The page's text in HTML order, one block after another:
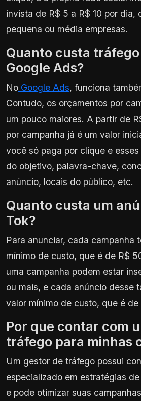
invista de R$ 5 a R$ 10 por dia,
pequena ou média empresas.
Quanto custa
Google Ads?
No Google Ads, funciona
Contudo, os orçamentos por
um pouco maiores. A partir de
por campanha já é um valor
você só paga por clique e
do objetivo, palavra-chave,
anúncio, locais do público, etc.
Quanto custa um
Tok?
Para anunciar, cada campanha
mínimo de custo, que é de R$
uma campanha podem estar
ou mais, e cada anúncio desse
valor mínimo de custo, que é de
Por que contar com
tráfego para minhas
Um gestor de tráfego possui
especializado em estratégias
e pode otimizar suas